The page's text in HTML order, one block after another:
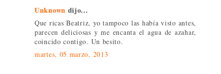
Unknown dijo...
Que ricas Beatriz, yo tampoco las había visto antes,
parecen deliciosas y me encanta el agua de azahar,
coincido contigo. Un besito.
martes, 05 marzo, 2013